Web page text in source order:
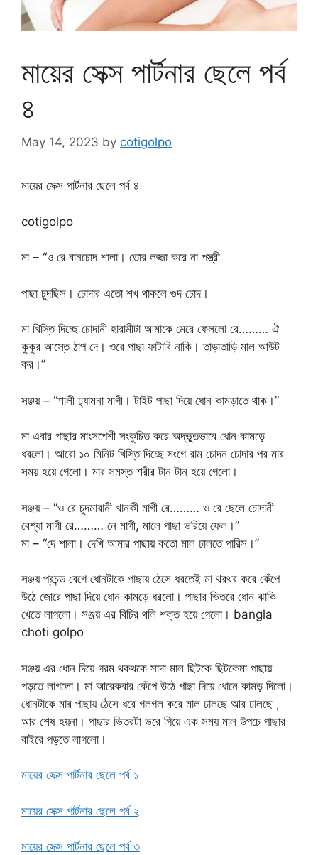
মায়ের সেক্স পার্টনার ছেলে পর্ব
৪
May 14, 2023 by cotigolpo
মায়ের সেক্স পার্টনার ছেলে পর্ব ৪
cotigolpo
মা – “ও রে বানচোদ শালা। তোর লজ্জা করে না পস্ত্রী
পাছা চুদছিস। চোদার এতো শখ থাকলে গুদ চোদ।
মা খিস্তি দিচ্ছে চোদানী হারামীটা আমাকে মেরে ফেললো রে……… ঐ
কুকুর আস্তে ঠাপ দে। ওরে পাছা ফাটাবি নাকি। তাড়াতাড়ি মাল আউট
কর।”
সঞ্জয় – “শালী ঢ্যামনা মাগী। টাইট পাছা দিয়ে ধোন কামড়াতে থাক।”
মা এবার পাছার মাংসপেশী সংকুচিত করে অদ্ভুতভাবে ধোন কামড়ে
ধরলো। আরো ১০ মিনিট খিস্তি দিচ্ছে সংগে রাম চোদন চোদার পর মার
সময় হয়ে গেলো। মার সমস্ত শরীর টান টান হয়ে গেলো।
সঞ্জয় – “ও রে চুদমারানী খানকী মাগী রে……… ও রে ছেলে চোদানী
বেশ্যা মাগী রে……… নে মাগী, মালে পাছা ভরিয়ে ফেল।”
মা – “দে শালা। দেখি আমার পাছায় কতো মাল ঢালতে পারিস।”
সঞ্জয় প্রচন্ড বেগে ধোনটাকে পাছায় ঠেসে ধরতেই মা থরথর করে কেঁপে
উঠে জোরে পাছা দিয়ে ধোন কামড়ে ধরলো। পাছার ভিতরে ধোন ঝাকি
খেতে লাগলো। সঞ্জয় এর বিচির থলি শক্ত হয়ে গেলো। bangla
choti golpo
সঞ্জয় এর ধোন দিয়ে গরম থকথকে সাদা মাল ছিটকে ছিটকেমা পাছায়
পড়তে লাগলো। মা আরেকবার কেঁপে উঠে পাছা দিয়ে ধোনে কামড় দিলো।
ধোনটাকে মার পাছায় ঠেসে ধরে গলগল করে মাল ঢালছে আর ঢালছে ,
আর শেষ হয়না। পাছার ভিতরটা ভরে গিয়ে এক সময় মাল উপচে পাছার
বাইরে পড়তে লাগলো।
মায়ের সেক্স পার্টনার ছেলে পর্ব ১
মায়ের সেক্স পার্টনার ছেলে পর্ব ২
মায়ের সেক্স পার্টনার ছেলে পর্ব ৩